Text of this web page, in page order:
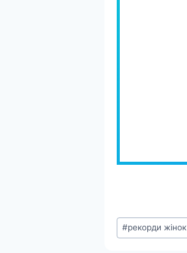
Позначки
запису:
#рекорди жінок